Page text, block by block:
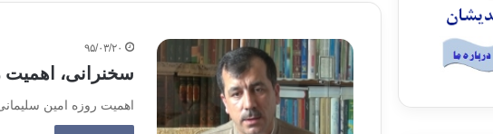
۹۵/۰۳/۲۰
سخنرانی، اهمیت
اهمیت روزه امین